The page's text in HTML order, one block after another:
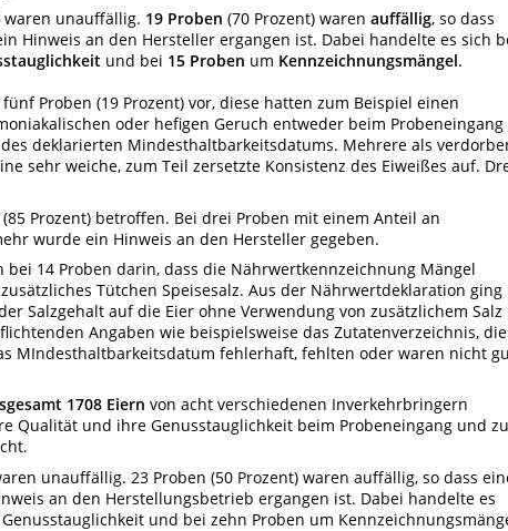
waren unauffällig. 19 Proben (70 Prozent) waren auffällig, so dass
Hinweis an den Hersteller ergangen ist. Dabei handelte es sich
und bei 15 Proben um Kennzeichnungsmängel.
Proben (19 Prozent) vor, diese hatten zum Beispiel einen
oder hefigen Geruch entweder beim Probeneingang
deklarierten Mindesthaltbarkeitsdatums. Mehrere als
sehr weiche, zum Teil zersetzte Konsistenz des Eiweißes auf.
Prozent) betroffen. Bei drei Proben mit einem Anteil an
wurde ein Hinweis an den Hersteller gegeben.
14 Proben darin, dass die Nährwertkennzeichnung Mängel
Tütchen Speisesalz. Aus der Nährwertdeklaration ging
Salzgehalt auf die Eier ohne Verwendung von zusätzlichem Salz
Angaben wie beispielsweise das Zutatenverzeichnis, die
MIndesthaltbarkeitsdatum fehlerhaft, fehlten oder waren nicht
1708 Eiern von acht verschiedenen Inverkehrbringern
Qualität und ihre Genusstauglichkeit beim Probeneingang und
unauffällig. 23 Proben (50 Prozent) waren auffällig, so dass
an den Herstellungsbetrieb ergangen ist. Dabei handelte es
und bei zehn Proben um